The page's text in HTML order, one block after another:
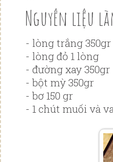
Nguyên liệu
- lòng trắng 350gr
- lòng đỏ 1 lòng
- đường xay 350gr
- bột mỳ 350gr
- bơ 150 gr
- 1 chút muối và